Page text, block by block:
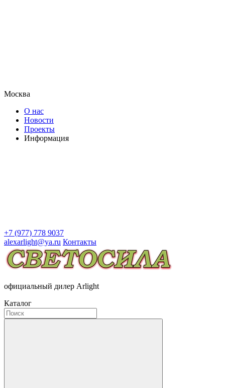
Москва
О нас
Новости
Проекты
Информация
+7 (977) 778 9037
alexarlight@ya.ru Контакты
официальный дилер Arlight
Каталог